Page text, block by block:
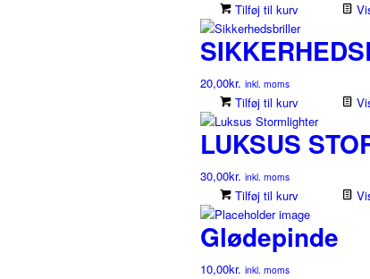
Tilføj til kurv
20,00kr. inkl. moms
Tilføj til kurv
LUKSUS
30,00kr. inkl. moms
Tilføj til kurv
Glødepinde
10,00kr. inkl. moms